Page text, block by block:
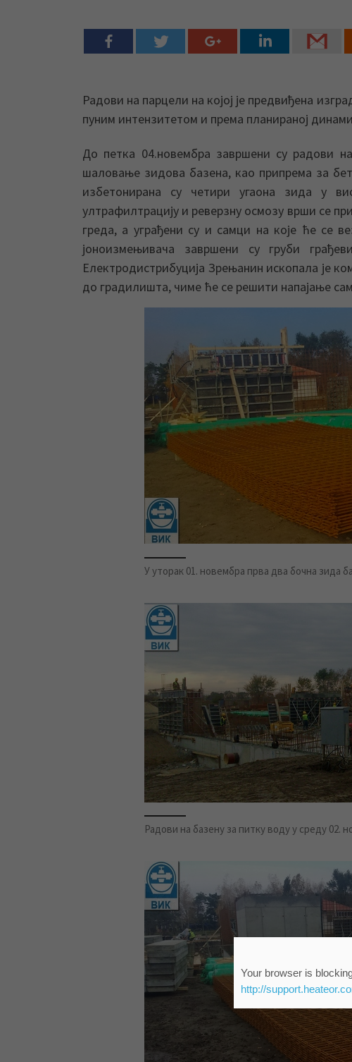
Радови на парцели на којој је предвиђена
пуним интензитетом и према планираној
До петка 04.новембра завршени су радови
шаловање зидова базена, као припрема за
избетонирана су четири угаона зида у
ултрафилтрацију и реверзну осмозу врши се
греда, а уграђени су и самци на које ће се
јоноизмењивача завршени су груби
Електродистрибуција Зрењанин ископала је
до градилишта, чиме ће се решити напајање
У уторак 01. новембра прва два бочна зида
Радови на базену за питку воду у среду 02.
Your browser is
http://